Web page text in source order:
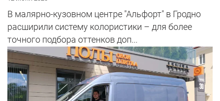
В малярно-кузовном центре "Альфорт" в Гродно
расширили систему колористики – для более
точного подбора оттенков доп...